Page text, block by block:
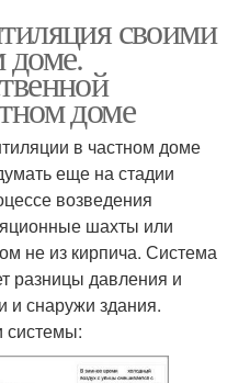
своими
доме.
доме
в частном доме
еще на стадии
возведения
шахты или
не из кирпича. Система
разницы давления и
и снаружи здания.
системы: